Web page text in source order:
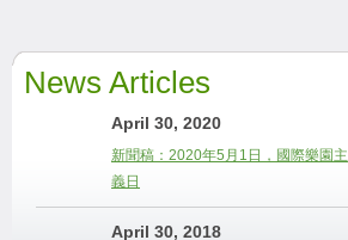
News Articles
April 30, 2020
新聞稿：2020年5月1日，國際樂園主
義日
April 30, 2018